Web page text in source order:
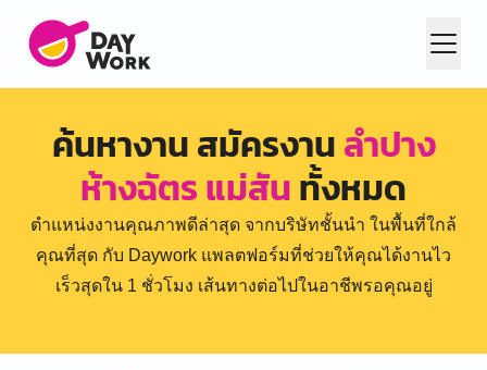
ค้นหางาน สมัครงานลำปาง
ห้างฉัตร แม่สันทั้งหมด
ตำแหน่งงานคุณภาพดีล่าสุด จากบริษัทชั้นนำ ในพื้นที่ใกล้
คุณที่สุด กับ Daywork แพลตฟอร์มที่ช่วยให้คุณได้งานไว
เร็วสุดใน 1 ชั่วโมง เส้นทางต่อไปในอาชีพรอคุณอยู่